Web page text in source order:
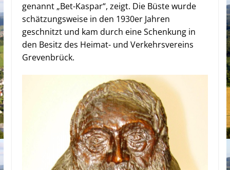
genannt „Bet-Kaspar“, zeigt. Die Büste wurde
schätzungsweise in den 1930er Jahren
geschnitzt und kam durch eine Schenkung in
den Besitz des Heimat- und Verkehrsvereins
Grevenbrück.